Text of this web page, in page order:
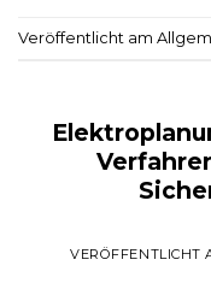
Veröffentlicht am
VERÖFFENTLICHT